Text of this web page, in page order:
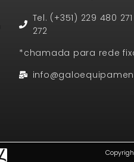
Tel. (+351) 229 480
272
*chamada para rede